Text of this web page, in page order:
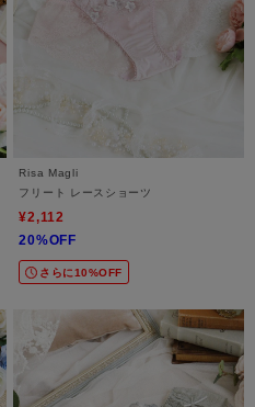
Risa Magli
フリート レースショーツ
¥2,112
20%OFF
さらに10%OFF